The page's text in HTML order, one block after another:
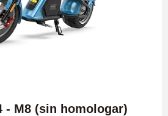
- M8 (sin homologar)